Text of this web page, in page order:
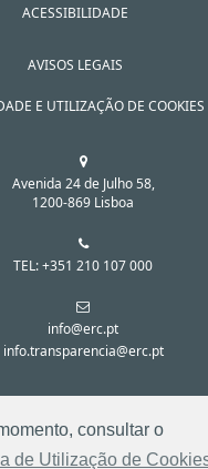
consultar o
de Utilização de
ACESSIBILIDADE
AVISOS LEGAIS
E UTILIZAÇÃO DE COOKIES
Avenida 24 de Julho 58,
1200-869 Lisboa
TEL: +351 210 107 000
info@erc.pt
info.transparencia@erc.pt